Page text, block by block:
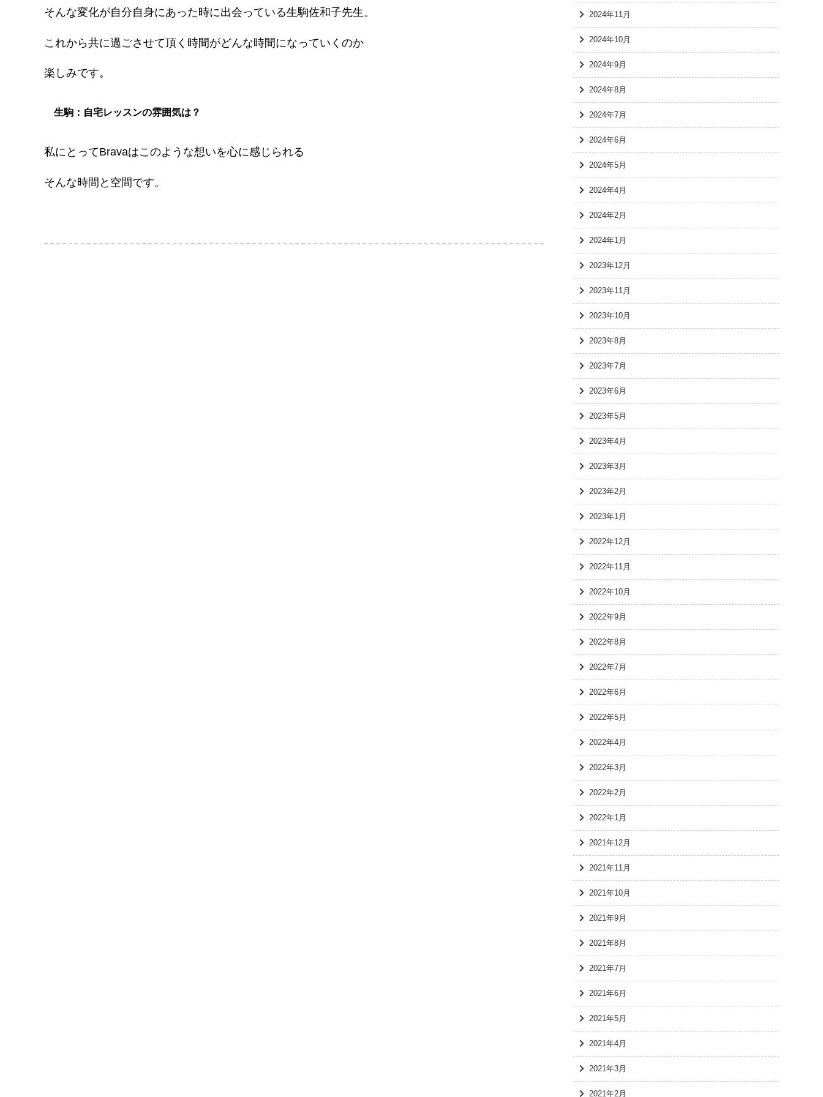
そんな変化が自分自身にあった時に出会っている生駒佐和子先生。
これから共に過ごさせて頂く時間がどんな時間になっていくのか
楽しみです。
生駒：自宅レッスンの雰囲気は？
私にとってBravaはこのような想いを心に感じられる
そんな時間と空間です。
2024年11月
2024年10月
2024年9月
2024年8月
2024年7月
2024年6月
2024年5月
2024年4月
2024年2月
2024年1月
2023年12月
2023年11月
2023年10月
2023年8月
2023年7月
2023年6月
2023年5月
2023年4月
2023年3月
2023年2月
2023年1月
2022年12月
2022年11月
2022年10月
2022年9月
2022年8月
2022年7月
2022年6月
2022年5月
2022年4月
2022年3月
2022年2月
2022年1月
2021年12月
2021年11月
2021年10月
2021年9月
2021年8月
2021年7月
2021年6月
2021年5月
2021年4月
2021年3月
2021年2月